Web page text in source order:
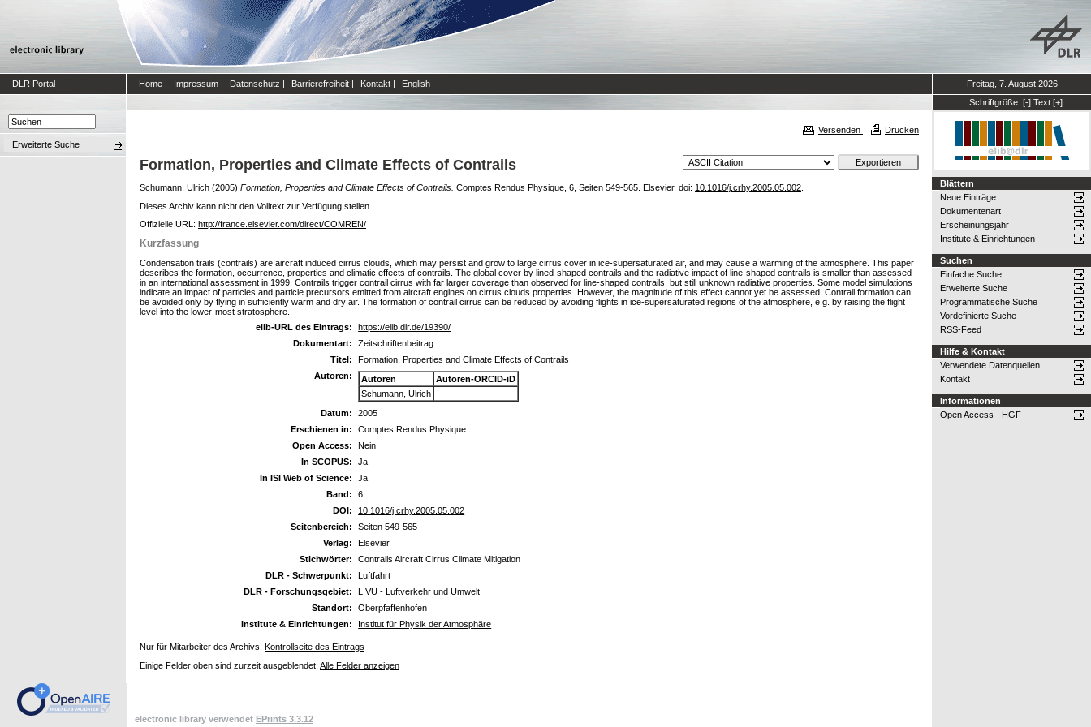
DLR Portal Home | Impressum | Datenschutz | Barrierefreiheit | Kontakt | English
Freitag, 7. August 2026
Schriftgröße: [-] Text [+]
Erweiterte Suche
Versenden Drucken
Formation, Properties and Climate Effects of Contrails
Schumann, Ulrich (2005) Formation, Properties and Climate Effects of Contrails. Comptes Rendus Physique, 6, Seiten 549-565. Elsevier. doi: 10.1016/j.crhy.2005.05.002
Dieses Archiv kann nicht den Volltext zur Verfügung stellen.
Offizielle URL: http://france.elsevier.com/direct/COMREN/
Kurzfassung
Condensation trails (contrails) are aircraft induced cirrus clouds, which may persist and grow to large cirrus cover in ice-supersaturated air, and may cause a warming of the atmosphere. This paper
describes the formation, occurrence, properties and climatic effects of contrails. The global cover by lined-shaped contrails and the radiative impact of line-shaped contrails is smaller than assessed
in an international assessment in 1999. Contrails trigger contrail cirrus with far larger coverage than observed for line-shaped contrails, but still unknown radiative properties. Some model simulations
indicate an impact of particles and particle precursors emitted from aircraft engines on cirrus clouds properties. However, the magnitude of this effect cannot yet be assessed. Contrail formation can
be avoided only by flying in sufficiently warm and dry air. The formation of contrail cirrus can be reduced by avoiding flights in ice-supersaturated regions of the atmosphere, e.g. by raising the flight
level into the lower-most stratosphere.
elib-URL des Eintrags:
https://elib.dlr.de/19390/
Dokumentart:
Zeitschriftenbeitrag
Titel:
Formation, Properties and Climate Effects of Contrails
Autoren:
Autoren
Autoren-ORCID-iD
Schumann, Ulrich
Datum:
2005
Erschienen in:
Comptes Rendus Physique
Open Access:
Nein
In SCOPUS:
Ja
In ISI Web of Science:
Ja
Band:
6
DOI:
10.1016/j.crhy.2005.05.002
Seitenbereich:
Seiten 549-565
Verlag:
Elsevier
Stichwörter:
Contrails Aircraft Cirrus Climate Mitigation
DLR - Schwerpunkt:
Luftfahrt
DLR - Forschungsgebiet:
L VU - Luftverkehr und Umwelt
Standort:
Oberpfaffenhofen
Institute & Einrichtungen:
Institut für Physik der Atmosphäre
Nur für Mitarbeiter des Archivs: Kontrollseite des Eintrags
Einige Felder oben sind zurzeit ausgeblendet: Alle Felder anzeigen
Blättern
Neue Einträge
Dokumentenart
Erscheinungsjahr
Institute & Einrichtungen
Suchen
Einfache Suche
Erweiterte Suche
Programmatische Suche
Vordefinierte Suche
RSS-Feed
Hilfe & Kontakt
Verwendete Datenquellen
Kontakt
Informationen
Open Access - HGF
electronic library verwendet EPrints 3.3.12